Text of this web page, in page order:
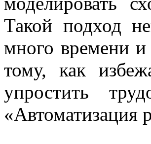
Такой подход
много времени
тому, как
упростить